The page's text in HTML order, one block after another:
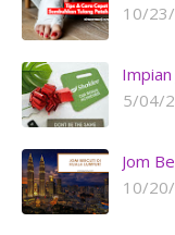
10/
Impian
5/04/
Jom
10/